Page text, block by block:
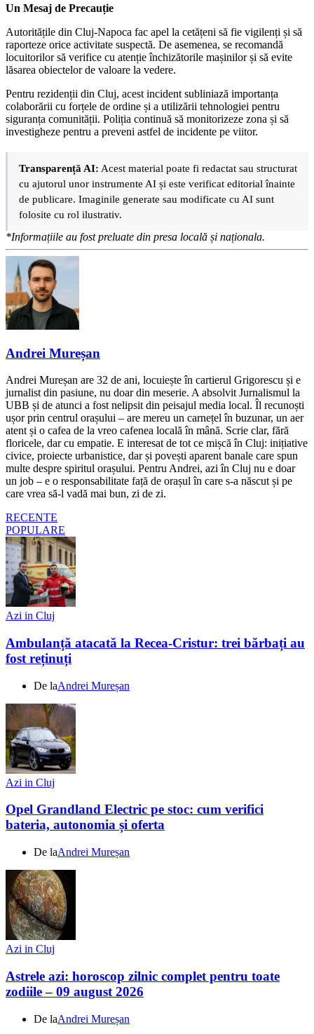
Un Mesaj de Precauție
Autoritățile din Cluj-Napoca fac apel la cetățeni să fie vigilenți și să
raporteze orice activitate suspectă. De asemenea, se recomandă
locuitorilor să verifice cu atenție închizătorile mașinilor și să evite
lăsarea obiectelor de valoare la vedere.
Pentru rezidenții din Cluj, acest incident subliniază importanța
colaborării cu forțele de ordine și a utilizării tehnologiei pentru
siguranța comunității. Poliția continuă să monitorizeze zona și să
investigheze pentru a preveni astfel de incidente pe viitor.
Transparență AI: Acest material poate fi redactat sau structurat
cu ajutorul unor instrumente AI și este verificat editorial înainte
de publicare. Imaginile generate sau modificate cu AI sunt
folosite cu rol ilustrativ.
*Informațiile au fost preluate din presa locală și naționala.
Andrei Mureșan
Andrei Mureșan are 32 de ani, locuiește în cartierul Grigorescu și e
jurnalist din pasiune, nu doar din meserie. A absolvit Jurnalismul la
UBB și de atunci a fost nelipsit din peisajul media local. Îl recunoști
ușor prin centrul orașului – are mereu un carnețel în buzunar, un aer
atent și o cafea de la vreo cafenea locală în mână. Scrie clar, fără
floricele, dar cu empatie. E interesat de tot ce mișcă în Cluj: inițiative
civice, proiecte urbanistice, dar și povești aparent banale care spun
multe despre spiritul orașului. Pentru Andrei, azi în Cluj nu e doar
un job – e o responsabilitate față de orașul în care s-a născut și pe
care vrea să-l vadă mai bun, zi de zi.
RECENTE
POPULARE
Azi in Cluj
Ambulanță atacată la Recea-Cristur: trei bărbați au
fost reținuți
De laAndrei Mureșan
Azi in Cluj
Opel Grandland Electric pe stoc: cum verifici
bateria, autonomia și oferta
De laAndrei Mureșan
Azi in Cluj
Astrele azi: horoscop zilnic complet pentru toate
zodiile – 09 august 2026
De laAndrei Mureșan